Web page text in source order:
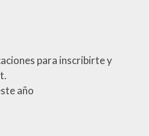
para inscribirte y
año